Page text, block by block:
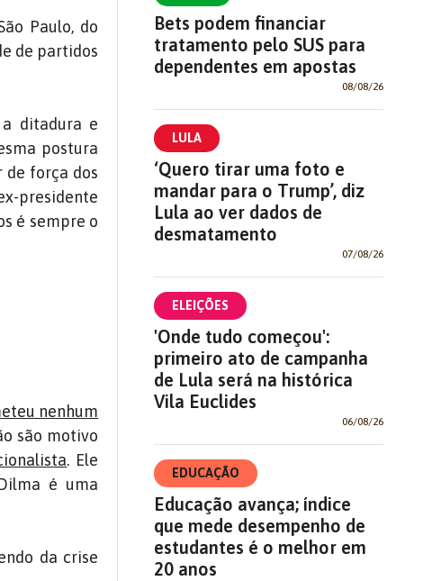
Paulo, do
de partidos
ditadura e
postura
de força dos
presidente
é sempre o
nenhum
são motivo
. Ele
é uma
da crise
Bets podem financiar
tratamento pelo SUS para
dependentes em apostas
08/08/26
LULA
‘Quero tirar uma foto e
mandar para o Trump’, diz
Lula ao ver dados de
desmatamento
07/08/26
ELEIÇÕES
'Onde tudo começou':
primeiro ato de campanha
de Lula será na histórica
Vila Euclides
06/08/26
EDUCAÇÃO
Educação avança; índice
que mede desempenho de
estudantes é o melhor em
20 anos